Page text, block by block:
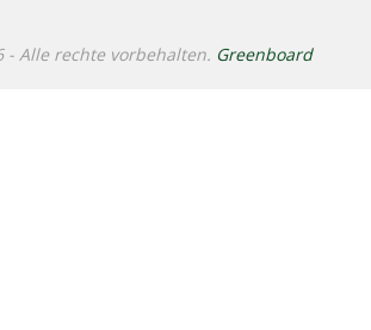
- Alle rechte vorbehalten. Greenboard